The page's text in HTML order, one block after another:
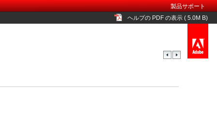
ヘルプの PDF の表示 ( 5.0M B)
製品サポート